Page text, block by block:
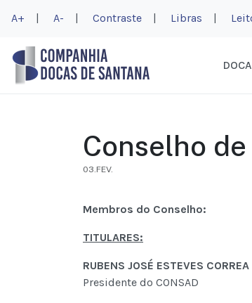
A+ | A- | Contraste | Libras |
Conselho
03.FEV.
Membros do Conselho:
TITULARES:
RUBENS JOSÉ ESTEVES CORREA
Presidente do CONSAD